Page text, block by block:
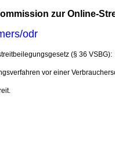
zur Online-
odr
(§ 36 VSBG):
vor einer